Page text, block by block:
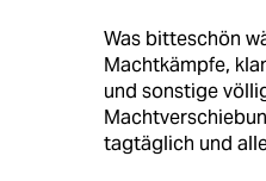
Was bitteschön
Machtkämpfe,
und sonstige
tagtäglich und